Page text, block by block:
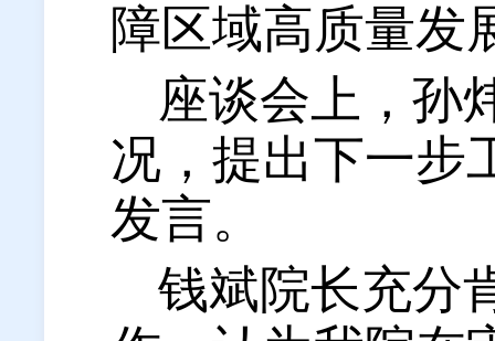
障区域高质量发
座谈会上，孙
况，提出下一步
发言。
钱斌院长充分